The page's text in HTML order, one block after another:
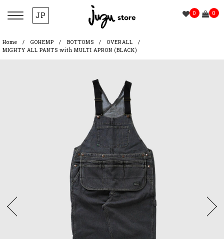
JP 0 0
Home GOHEMP BOTTOMS
OVERALL
MIGHTY ALL PANTS with MULTI APRON (BLACK)